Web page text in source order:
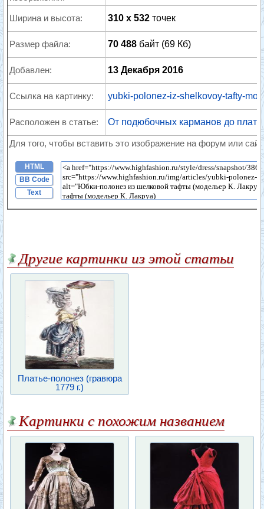
Ширина и высота: 310 x 532 точек
Размер файла: 70 488 байт (69 Кб)
Добавлен: 13 Декабря 2016
Ссылка на картинку: yubki-polonez-iz-shelkovoy-tafty-
Расположен в статье: От подюбочных карманов до
Для того, чтобы вставить это изображение на форум или
HTML
BB Code
Text
Другие картинки из этой статьи
Платье-полонез (гравюра
1779 г.)
Картинки с похожим названием